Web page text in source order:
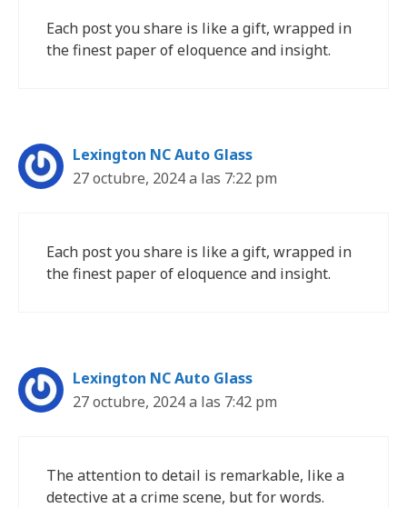
Each post you share is like a gift, wrapped in
the finest paper of eloquence and insight.
Lexington NC Auto Glass
27 octubre, 2024 a las 7:22 pm
Each post you share is like a gift, wrapped in
the finest paper of eloquence and insight.
Lexington NC Auto Glass
27 octubre, 2024 a las 7:42 pm
The attention to detail is remarkable, like a
detective at a crime scene, but for words.